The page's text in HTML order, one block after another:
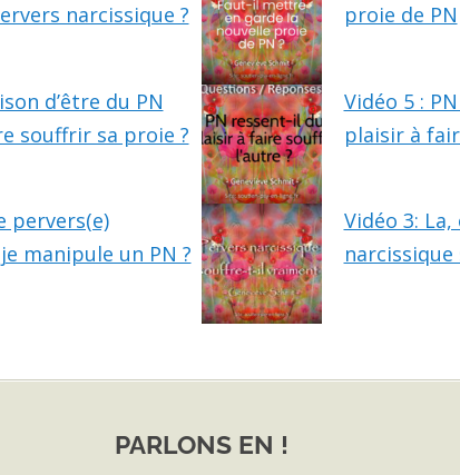
narcissique ?
proie de PN
d’être du PN
souffrir sa proie ?
Vidéo 5 :
plaisir à
pervers(e)
manipule un PN ?
Vidéo 3:
PARLONS EN !